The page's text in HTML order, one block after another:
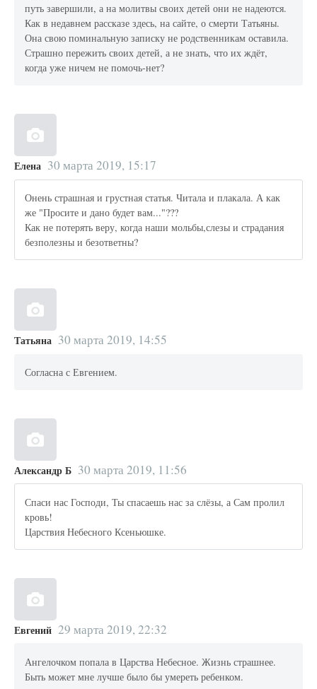
путь завершили, а на молитвы своих детей они не надеются.
Как в недавнем рассказе здесь, на сайте, о смерти Татьяны.
Она свою поминальную записку не родственникам оставила.
Страшно пережить своих детей, а не знать, что их ждёт,
когда уже ничем не помочь-нет?
Елена 30 марта 2019, 15:17
Онень страшная и грустная статья. Читала и плакала. А как
же "Просите и дано будет вам..."???
Как не потерять веру, когда наши мольбы,слезы и страдания
безполезны и безответны?
Татьяна 30 марта 2019, 14:55
Согласна с Евгением.
Александр Б 30 марта 2019, 11:56
Спаси нас Господи, Ты спасаешь нас за слёзы, а Сам пролил
кровь!
Царствия Небесного Ксеньюшке.
Евгений 29 марта 2019, 22:32
Ангелочком попала в Царства Небесное. Жизнь страшнее.
Быть может мне лучше было бы умереть ребенком.